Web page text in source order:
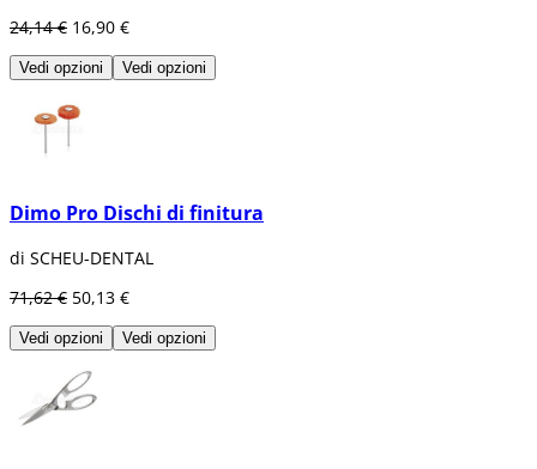
24,14 € 16,90 €
Vedi opzioni Vedi opzioni
Dimo Pro Dischi di finitura
di SCHEU-DENTAL
71,62 € 50,13 €
Vedi opzioni Vedi opzioni